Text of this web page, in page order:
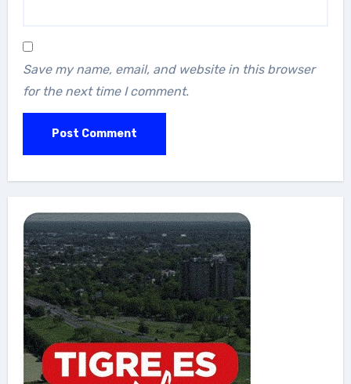
Save my name, email, and website in this browser
for the next time I comment.